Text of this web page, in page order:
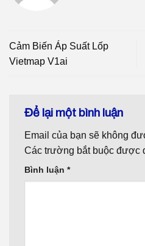
Cảm Biến Áp Suất Lốp
Vietmap V1ai
Để lại một bình luận
Email của bạn sẽ không
Các trường bắt buộc được
Bình luận *